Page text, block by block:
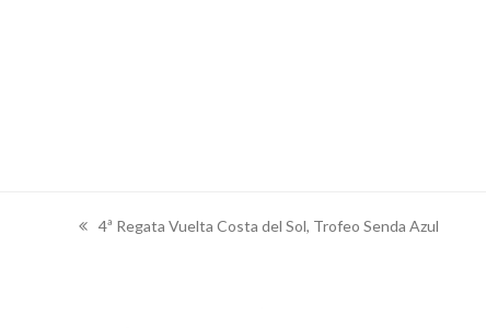
previous
4ª Regata Vuelta Costa del Sol, Trofeo Senda Azul